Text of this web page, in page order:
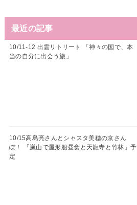
最近の記事
10/11-12 出雲リトリート 「神々の国で、本
当の自分に出会う旅」
10/15高島亮さんとシャスタ美穂の京さん
ぽ！ 「嵐山で屋形船昼食と天龍寺と竹林」予
定